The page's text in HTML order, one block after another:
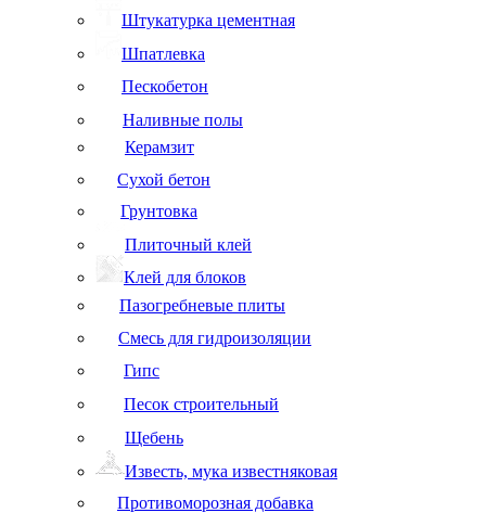
Штукатурка цементная
Шпатлевка
Пескобетон
Наливные полы
Керамзит
Сухой бетон
Грунтовка
Плиточный клей
Клей для блоков
Пазогребневые плиты
Смесь для гидроизоляции
Гипс
Песок строительный
Щебень
Известь, мука известняковая
Противоморозная добавка